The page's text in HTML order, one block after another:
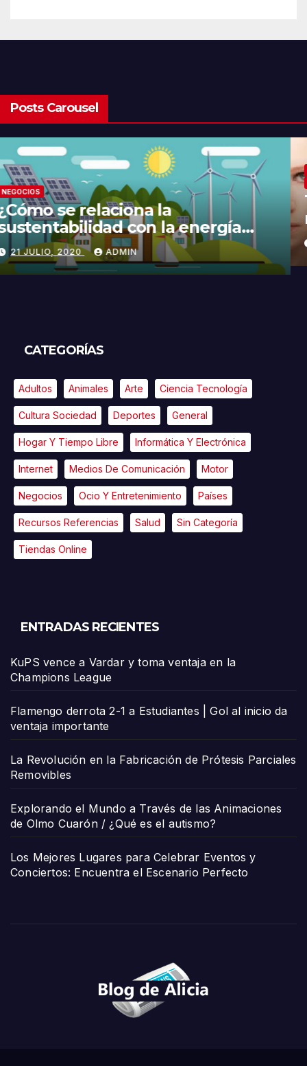
Posts Carousel
NEGOCIOS
¿Cómo se relaciona la
sustentabilidad con la energía
limpia y sustentable?
21 JULIO, 2020 ADMIN
CATEGORÍAS
Adultos Animales Arte Ciencia Tecnología
Cultura Sociedad Deportes General
Hogar Y Tiempo Libre Informática Y Electrónica
Internet Medios De Comunicación Motor
Negocios Ocio Y Entretenimiento Países
Recursos Referencias Salud Sin Categoría
Tiendas Online
ENTRADAS RECIENTES
KuPS vence a Vardar y toma ventaja en la
Champions League
Flamengo derrota 2-1 a Estudiantes | Gol al inicio da
ventaja importante
La Revolución en la Fabricación de Prótesis Parciales
Removibles
Explorando el Mundo a Través de las Animaciones
de Olmo Cuarón / ¿Qué es el autismo?
Los Mejores Lugares para Celebrar Eventos y
Conciertos: Encuentra el Escenario Perfecto